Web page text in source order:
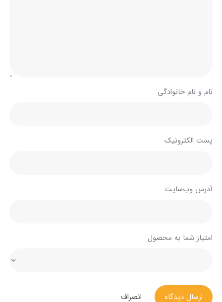
نام و نام خانوادگی
پست الکترونیک
آدرس وب‌سایت
امتیاز شما به محصول
ارسال دیدگاه انصراف